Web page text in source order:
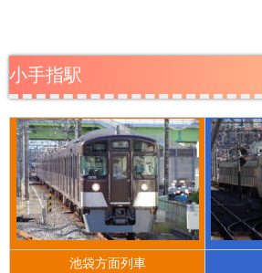
小手指駅
池袋方面列車